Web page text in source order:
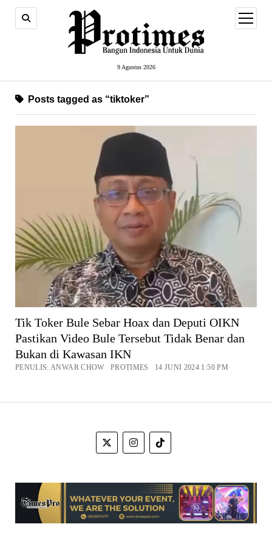
9 Agustus 2026
open
menu
Posts tagged as “tiktoker”
Tik Toker Bule Sebar Hoax dan Deputi OIKN
Pastikan Video Bule Tersebut Tidak Benar dan
Bukan di Kawasan IKN
PENULIS: ANWAR CHOW PROTIMES 14 JUNI 2024 1:50 PM